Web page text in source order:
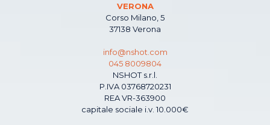
VERONA
Corso Milano, 5
37138 Verona
info@nshot.com
045 8009804
NSHOT s.r.l.
P.IVA 03768720231
REA VR-363900
capitale sociale i.v. 10.000€